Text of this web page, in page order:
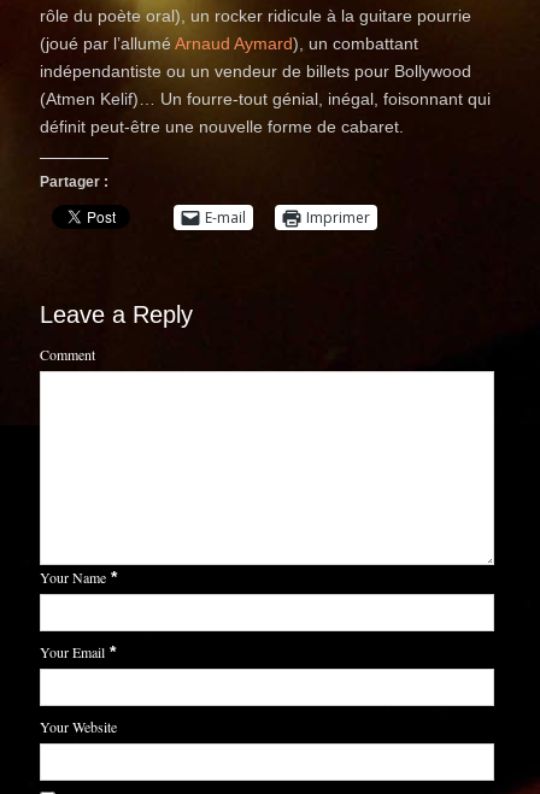
rôle du poète oral), un rocker ridicule à la guitare pourrie
(joué par l’alluméArnaud Aymard), un combattant
indépendantiste ou un vendeur de billets pour Bollywood
(Atmen Kelif)… Un fourre-tout génial, inégal, foisonnant qui
définit peut-être une nouvelle forme de cabaret.
Partager :
E-mail Imprimer
Leave a Reply
Comment
Your Name *
Your Email *
Your Website